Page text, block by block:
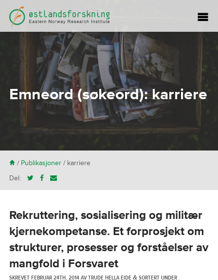
Emneord (søkeord):karriere
H/ Publikasjoner/ karriere
Del:
Rekruttering, sosialisering og militær
kjernekompetanse. Et forprosjekt om
strukturer, prosesser og forståelser av
mangfold i Forsvaret
SKREVETFEBRUAR 24TH, 2014AVTRUDE HELLA EIDE &SORTERT UNDER .